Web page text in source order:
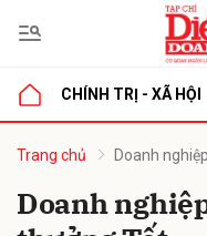
CHÍNH TRỊ - XÃ HỘI
Trang chủ Doanh nghiệp
Doanh
luận